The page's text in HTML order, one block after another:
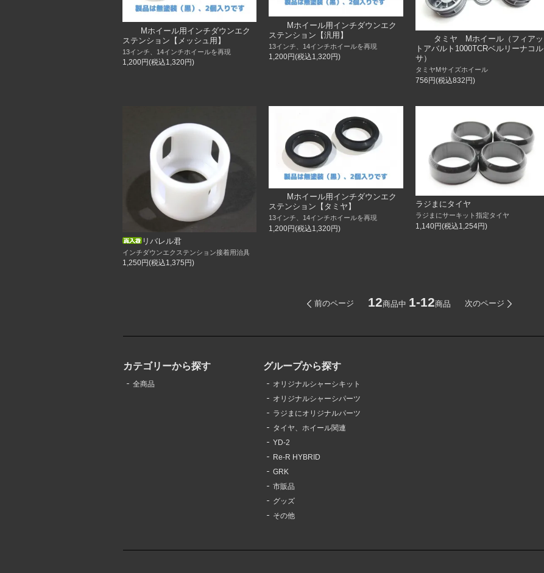
Mホイール用インチダウンエク
ステンション【メッシュ用】
13インチ、14インチホイールを再現
1,200円(税込1,320円)
Mホイール用インチダウンエク
ステンション【汎用】
13インチ、14インチホイールを再現
1,200円(税込1,320円)
タミヤ Mホイール（フィアッ
トアバルト1000TCRベルリーナコル
サ）
タミヤMサイズホイール
756円(税込832円)
リバレル君
インチダウンエクステンション接着用治具
1,250円(税込1,375円)
Mホイール用インチダウンエク
ステンション【タミヤ】
13インチ、14インチホイールを再現
1,200円(税込1,320円)
ラジまにタイヤ
ラジまにサーキット指定タイヤ
1,140円(税込1,254円)
前のページ 12商品中 1-12商品 次のページ
カテゴリーから探す
全商品
グループから探す
オリジナルシャーシキット
オリジナルシャーシパーツ
ラジまにオリジナルパーツ
タイヤ、ホイール関連
YD-2
Re-R HYBRID
GRK
市販品
グッズ
その他